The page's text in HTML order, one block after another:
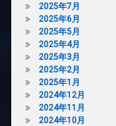
内
廊
下
宅
配
ボ
ッ
ク
ス
2025年7月
2025年6月
2025年5月
2025年4月
2025年3月
2025年2月
2025年1月
2024年12月
2024年11月
2024年10月